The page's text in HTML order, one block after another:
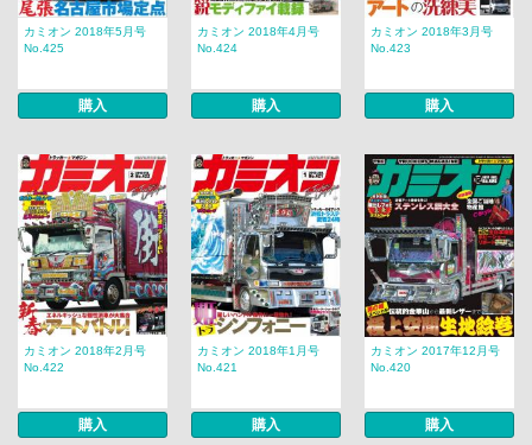
カミオン 2018年5月号
No.425
購入
カミオン 2018年4月号
No.424
購入
カミオン 2018年3月号
No.423
購入
カミオン 2018年2月号
No.422
購入
カミオン 2018年1月号
No.421
購入
カミオン 2017年12月号
No.420
購入